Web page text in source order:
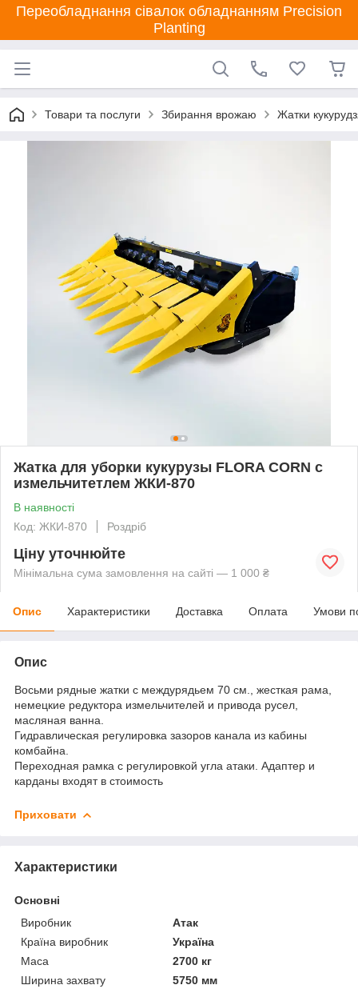
Переобладнання сівалок обладнанням Precision
Planting
Товари та послуги Збирання врожаю Жатки
Жатка для уборки кукурузы FLORA CORN с
измельчитетлем ЖКИ-870
В наявності
Код: ЖКИ-870
Роздріб
Ціну уточнюйте
Мінімальна сума замовлення на сайті — 1 000 ₴
Опис Характеристики Доставка Оплата Умови
Опис
Восьми рядные жатки с междурядьем 70 см., жесткая рама,
немецкие редуктора измельчителей и привода русел,
масляная ванна.
Гидравлическая регулировка зазоров канала из кабины
комбайна.
Переходная рамка с регулировкой угла атаки. Адаптер и
карданы входят в стоимость
Приховати
Характеристики
Основні
Виробник
Атак
Країна виробник
Україна
Маса
2700 кг
Ширина захвату
5750 мм